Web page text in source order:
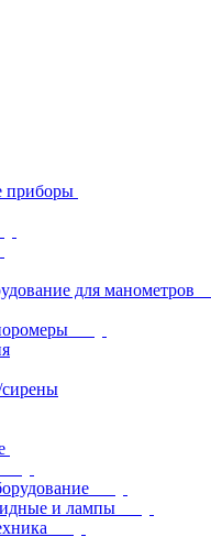
приборы
для манометров
сирены
и лампы